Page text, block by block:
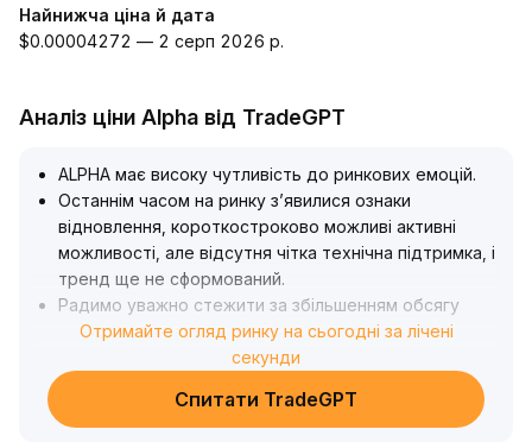
Найнижча ціна й дата
$0.00004272 — 2 серп 2026 р.
Аналіз ціни Alpha від TradeGPT
ALPHA має високу чутливість до ринкових емоцій.
Останнім часом на ринку з’явилися ознаки
відновлення, короткостроково можливі активні
можливості, але відсутня чітка технічна підтримка, і
тренд ще не сформований.
Радимо уважно стежити за збільшенням обсягу
торгів і проривом ключових цін (орієнтовний
діапазон 0,14–0,17 USDT).
Входити до ринку варто лише після появи чітких
технічних сигналів
Отримайте огляд ринку на сьогодні за лічені
секунди
Спитати TradeGPT